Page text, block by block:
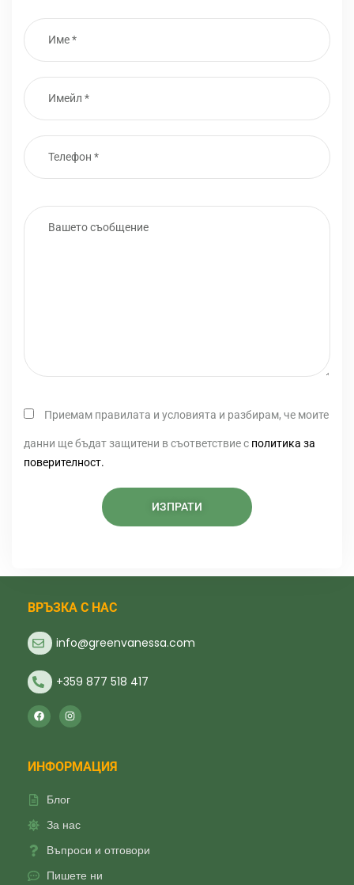
Приемам правилата и условията и разбирам, че моите
данни ще бъдат защитени в съответствие с политика за
поверителност.
Пишете ни в социалните мрежи
ВРЪЗКА С НАС
info@greenvanessa.com
+359 877 518 417
ИНФОРМАЦИЯ
Блог
За нас
Въпроси и отговори
Пишете ни